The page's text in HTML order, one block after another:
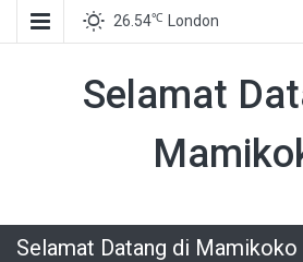
26.54℃ London
Selamat
Selamat Datang di Mamikoko